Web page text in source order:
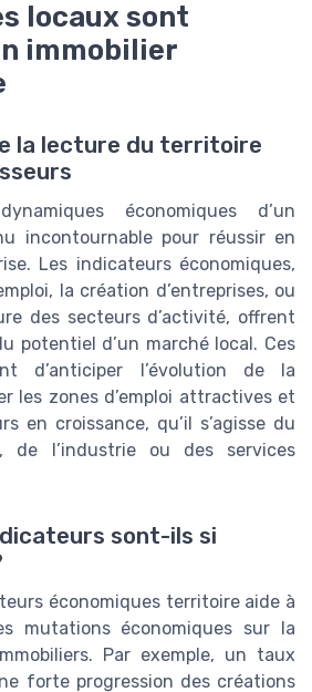
locaux sont
immobilier
la lecture du territoire
économiques d’un
incontournable pour réussir en
Les indicateurs économiques,
la création d’entreprises, ou
des secteurs d’activité, offrent
potentiel d’un marché local. Ces
d’anticiper l’évolution de la
les zones d’emploi attractives et
en croissance, qu’il s’agisse du
de l’industrie ou des services
sont-ils si
économiques territoire aide à
mutations économiques sur la
Par exemple, un taux
forte progression des créations